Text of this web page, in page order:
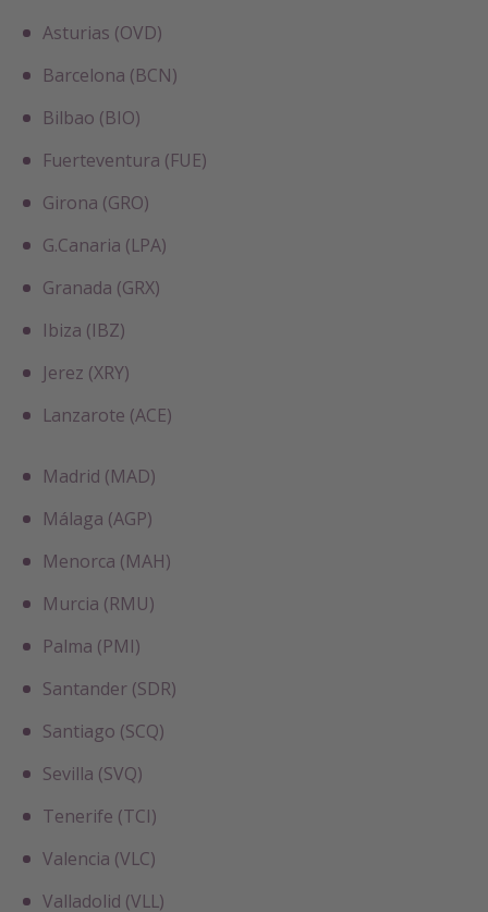
Asturias (OVD)
Barcelona (BCN)
Bilbao (BIO)
Fuerteventura (FUE)
Girona (GRO)
G.Canaria (LPA)
Granada (GRX)
Ibiza (IBZ)
Jerez (XRY)
Lanzarote (ACE)
Madrid (MAD)
Málaga (AGP)
Menorca (MAH)
Murcia (RMU)
Palma (PMI)
Santander (SDR)
Santiago (SCQ)
Sevilla (SVQ)
Tenerife (TCI)
Valencia (VLC)
Valladolid (VLL)